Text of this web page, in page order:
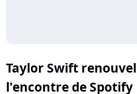
Taylor Swift
l'encontre de Spotify